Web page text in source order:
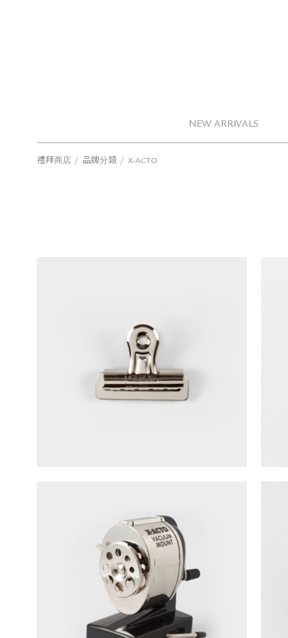
NEW ARRIVALS
禮拜商店 / 品牌分類 / X-ACTO
X-Acto Bulldog鬥牛犬金屬夾 NO.2
NT$25
X-Acto Vacuum Mount 1072削筆機